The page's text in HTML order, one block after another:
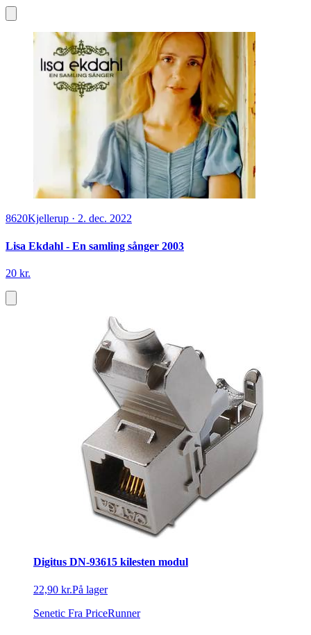
8620Kjellerup · 2. dec. 2022
Lisa Ekdahl - En samling sånger 2003
20 kr.
Digitus DN-93615 kilesten modul
22,90 kr.På lager
Senetic Fra PriceRunner